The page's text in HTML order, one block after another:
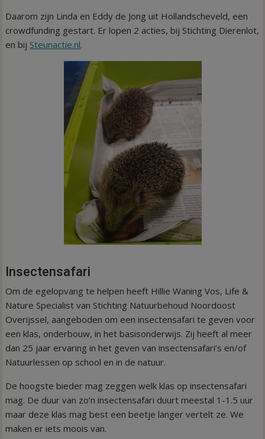
Daarom zijn Linda en Eddy de Jong uit Hollandscheveld, een
crowdfunding gestart. Er lopen 2 acties, bij Stichting Dierenlot,
en bij Steunactie.nl.
Insectensafari
Om de egelopvang te helpen heeft Hillie Waning Vos, Life &
Nature Specialist van Stichting Natuurbehoud Noordoost
Overijssel, aangeboden om een insectensafari te geven voor
een klas, onderbouw, in het basisonderwijs. Zij heeft al meer
dan 25 jaar ervaring in het geven van insectensafari’s en/of
Natuurlessen op school en in de natuur.
De hoogste bieder mag zeggen welk klas op insectensafari
mag. De duur van zo’n insectensafari duurt meestal 1-1.5 uur
maar deze klas mag best een beetje langer vertelt ze. We
maken er iets moois van.